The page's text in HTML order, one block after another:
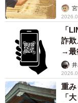
カモ
「
詐
→最
提
重
「